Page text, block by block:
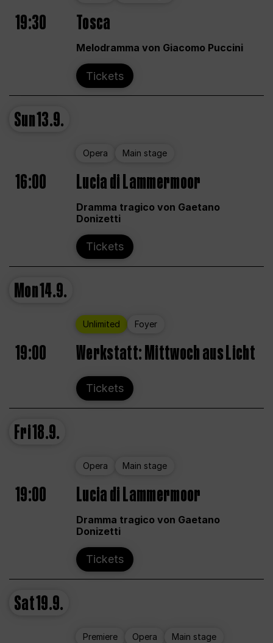
19:30 Tosca
Melodramma von Giacomo Puccini
Tickets
Sun13.9.
Opera Main stage
16:00 Lucia di Lammermoor
Dramma tragico von Gaetano
Donizetti
Tickets
Mon14.9.
Unlimited Foyer
19:00 Werkstatt: Mittwoch aus Licht
Tickets
Fri18.9.
Opera Main stage
19:00 Lucia di Lammermoor
Dramma tragico von Gaetano
Donizetti
Tickets
Sat19.9.
Premiere Opera Main stage